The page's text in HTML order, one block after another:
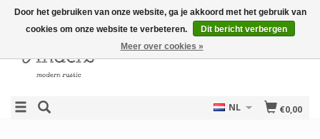
€0,00
NL
Door het gebruiken van onze website, ga je akkoord met het gebruik van
cookies om onze website te verbeteren.
Dit bericht verbergen
Meer over cookies »